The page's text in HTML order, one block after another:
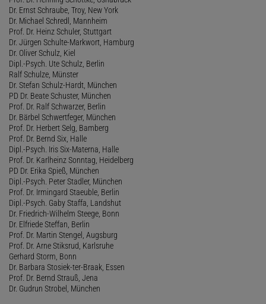
Dr. Ernst Schraube, Troy, New York
Dr. Michael Schredl, Mannheim
Prof. Dr. Heinz Schuler, Stuttgart
Dr. Jürgen Schulte-Markwort, Hamburg
Dr. Oliver Schulz, Kiel
Dipl.-Psych. Ute Schulz, Berlin
Ralf Schulze, Münster
Dr. Stefan Schulz-Hardt, München
PD Dr. Beate Schuster, München
Prof. Dr. Ralf Schwarzer, Berlin
Dr. Bärbel Schwertfeger, München
Prof. Dr. Herbert Selg, Bamberg
Prof. Dr. Bernd Six, Halle
Dipl.-Psych. Iris Six-Materna, Halle
Prof. Dr. Karlheinz Sonntag, Heidelberg
PD Dr. Erika Spieß, München
Dipl.-Psych. Peter Stadler, München
Prof. Dr. Irmingard Staeuble, Berlin
Dipl.-Psych. Gaby Staffa, Landshut
Dr. Friedrich-Wilhelm Steege, Bonn
Dr. Elfriede Steffan, Berlin
Prof. Dr. Martin Stengel, Augsburg
Prof. Dr. Arne Stiksrud, Karlsruhe
Gerhard Storm, Bonn
Dr. Barbara Stosiek-ter-Braak, Essen
Prof. Dr. Bernd Strauß, Jena
Dr. Gudrun Strobel, München